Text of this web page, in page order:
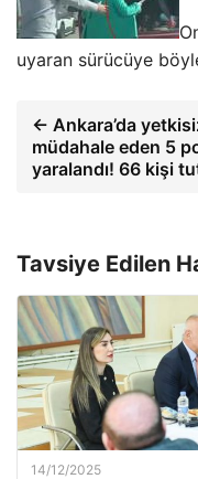
uyaran sürücüye
← Ankara’da
müdahale eden 5
yaralandı! 66 kişi
Tavsiye Edilen
14/12/2025